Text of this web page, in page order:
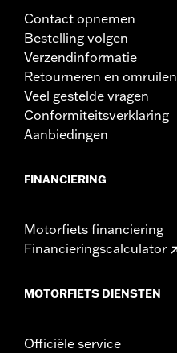
Contact opnemen
Bestelling volgen
Verzendinformatie
Retourneren en omruilen
Veel gestelde vragen
Conformiteitsverklaring
Aanbiedingen
FINANCIERING
Motorfiets financiering
Financieringscalculator
MOTORFIETS DIENSTEN
Officiële service